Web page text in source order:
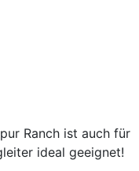
Ranch ist auch für
ideal geeignet!